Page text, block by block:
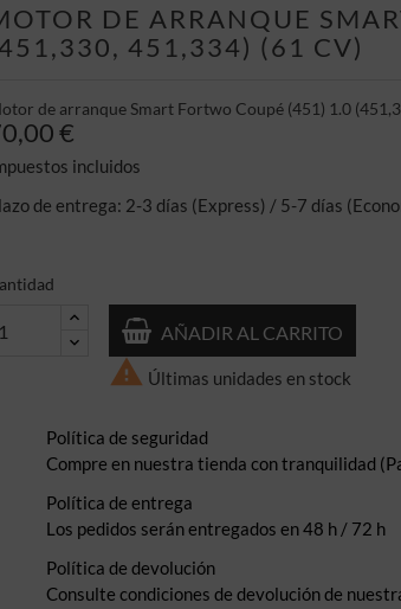
DE ARRANQUE
451,334) (61 CV)
de arranque Smart Fortwo Coupé (451) 1.0
€
incluidos
de entrega: 2-3 días (Express) / 5-7 días
AÑADIR AL CARRITO
 Últimas unidades en stock
Política de seguridad
Compre en nuestra tienda con tranquilidad
Política de entrega
Los pedidos serán entregados en 48 h / 72 h
Política de devolución
Consulte condiciones de devolución de